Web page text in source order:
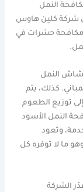
النمل
شركة كلين هاوس
مكافحة حشرات في
النمل
كذلك، يتم
توزيع الطعوم
النمل الأسود
وتعود
ما لا توفره كل
الشركة